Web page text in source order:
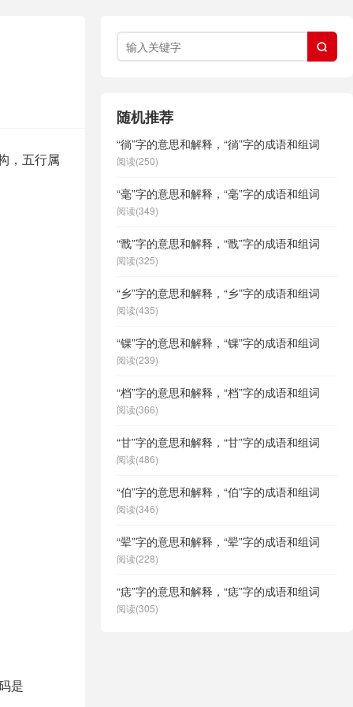
，五行属
是

随机推荐
“徜”字的意思和解释，“徜”字的成语和组词
阅读(250)
“毫”字的意思和解释，“毫”字的成语和组词
阅读(349)
“戬”字的意思和解释，“戬”字的成语和组词
阅读(325)
“乡”字的意思和解释，“乡”字的成语和组词
阅读(435)
“锞”字的意思和解释，“锞”字的成语和组词
阅读(239)
“档”字的意思和解释，“档”字的成语和组词
阅读(366)
“甘”字的意思和解释，“甘”字的成语和组词
阅读(486)
“伯”字的意思和解释，“伯”字的成语和组词
阅读(346)
“翚”字的意思和解释，“翚”字的成语和组词
阅读(228)
“痣”字的意思和解释，“痣”字的成语和组词
阅读(305)